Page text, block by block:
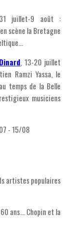
juillet-9 août :
scène la Bretagne
, 13-20 juillet
Ramzi Yassa, le
temps de la Belle
musiciens
- 15/08
artistes populaires
ans... Chopin et la